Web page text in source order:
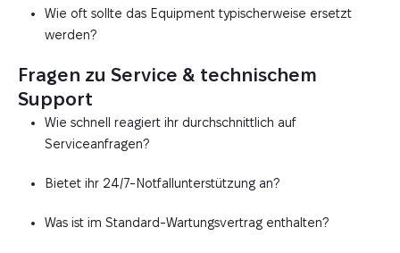
Wie oft sollte das Equipment typischerweise ersetzt
werden?
Fragen zu Service & technischem
Support
Wie schnell reagiert ihr durchschnittlich auf
Serviceanfragen?
Bietet ihr 24/7-Notfallunterstützung an?
Was ist im Standard-Wartungsvertrag enthalten?